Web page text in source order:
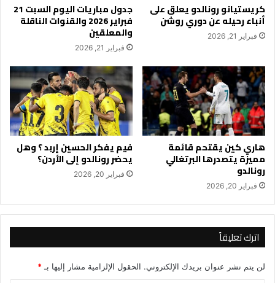
كريستيانو رونالدو يعلق على
أنباء رحيله عن دوري روشن
فبراير 21, 2026
جدول مباريات اليوم السبت 21
فبراير 2026 والقنوات الناقلة
والمعلقين
فبراير 21, 2026
هاري كين يقتحم قائمة
مميزة يتصدرها البرتغالي
رونالدو
فبراير 20, 2026
فيم يفكر الحسين إربد ؟ وهل
يحضر رونالدو إلى الأردن؟
فبراير 20, 2026
اترك تعليقاً
لن يتم نشر عنوان بريدك الإلكتروني. الحقول الإلزامية مشار إليها بـ *